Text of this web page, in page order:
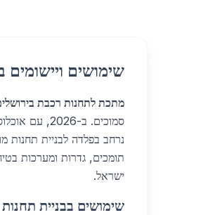
שימושים ויישומים
מתכת לתחנות רכבת
נרחב בפלדה לבניית תחנות
תומכים, גדרות ומערכות
ישראל.
שימושים בבניית